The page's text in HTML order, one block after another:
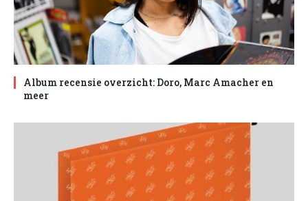
Album recensie overzicht: Doro, Marc Amacher en
meer